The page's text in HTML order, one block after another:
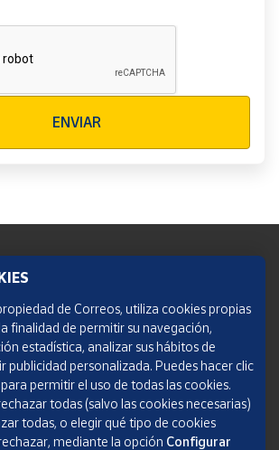
ENVIAR
Web
de Correos, utiliza cookies propias
finalidad de permitir su navegación,
estadística, analizar sus hábitos de
publicidad personalizada. Puedes hacer clic
permitir el uso de todas las cookies.
todas (salvo las cookies necesarias)
todas, o elegir qué tipo de cookies
mediante la opción Configurar